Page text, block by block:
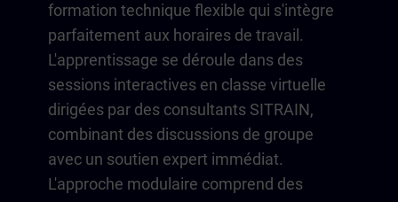
formation technique flexible qui s'intègre
parfaitement aux horaires de travail.
L'apprentissage se déroule dans des
sessions interactives en classe virtuelle
dirigées par des consultants SITRAIN,
combinant des discussions de groupe
avec un soutien expert immédiat.
L'approche modulaire comprend des